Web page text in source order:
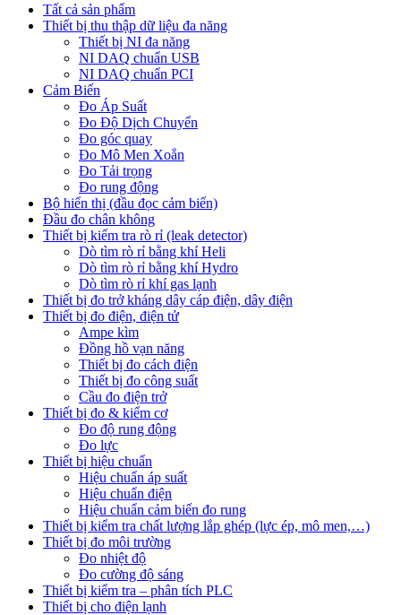
Tất cả sản phẩm
Thiết bị thu thập dữ liệu đa năng
Thiết bị NI đa năng
NI DAQ chuẩn USB
NI DAQ chuẩn PCI
Cảm Biến
Đo Áp Suất
Đo Độ Dịch Chuyển
Đo góc quay
Đo Mô Men Xoắn
Đo Tải trọng
Đo rung động
Bộ hiển thị (đầu đọc cảm biến)
Đầu đo chân không
Thiết bị kiểm tra rò rỉ (leak detector)
Dò tìm rò rỉ bằng khí Heli
Dò tìm rò rỉ bằng khí Hydro
Dò tìm rò rỉ khí gas lạnh
Thiết bị đo trở kháng dây cáp điện, dây điện
Thiết bị đo điện, điện tử
Ampe kìm
Đồng hồ vạn năng
Thiết bị đo cách điện
Thiết bị đo công suất
Cầu đo điện trở
Thiết bị đo & kiểm cơ
Đo độ rung động
Đo lực
Thiết bị hiệu chuẩn
Hiệu chuẩn áp suất
Hiệu chuẩn điện
Hiệu chuẩn cảm biến đo rung
Thiết bị kiểm tra chất lượng lắp ghép (lực ép, mô men,…)
Thiết bị đo môi trường
Đo nhiệt độ
Đo cường độ sáng
Thiết bị kiểm tra – phân tích PLC
Thiết bị cho điện lạnh